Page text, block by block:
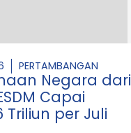
PERTAMBANGAN
Negara dari
Capai
Triliun per Juli